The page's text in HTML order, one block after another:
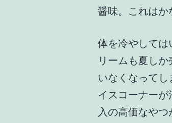
醤味。これはか
体を冷やしては
リームも夏し
いなくなって
イスコーナー
入の高価なや